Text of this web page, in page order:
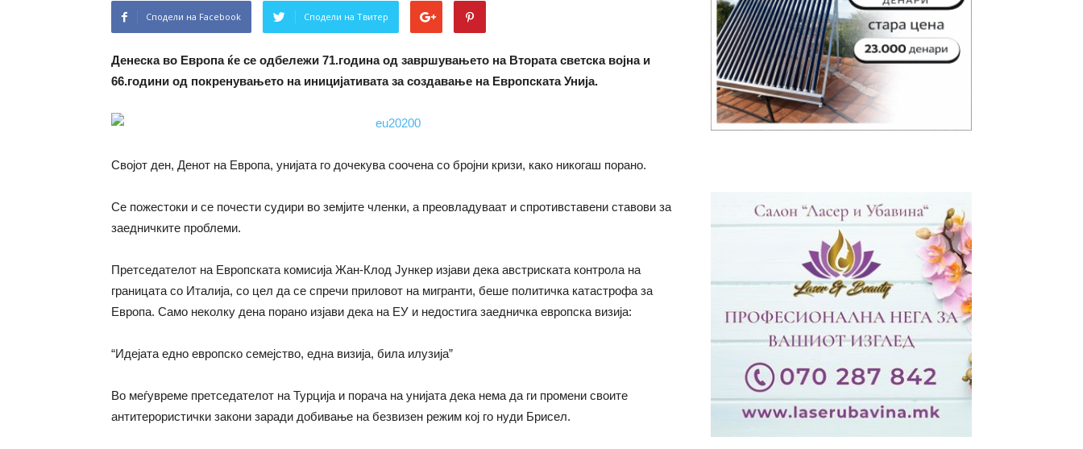
Сподели на Facebook Сподели на Твитер
Денеска во Европа ќе се одбележи 71.година од завршувањето на Втората светска војна и
66.години од покренувањето на иницијативата за создавање на Европската Унија.
Својот ден, Денот на Европа, унијата го дочекува соочена со бројни кризи, како никогаш порано.
Се пожестоки и се почести судири во земјите членки, а преовладуваат и спротивставени ставови за
заедничките проблеми.
Претседателот на Европската комисија Жан-Клод Јункер изјави дека австриската контрола на
границата со Италија, со цел да се спречи приловот на мигранти, беше политичка катастрофа за
Европа. Само неколку дена порано изјави дека на ЕУ и недостига заедничка европска визија:
“Идејата едно европско семејство, една визија, била илузија”
Во меѓувреме претседателот на Турција и порача на унијата дека нема да ги промени своите
антитерористички закони заради добивање на безвизен режим кој го нуди Брисел.